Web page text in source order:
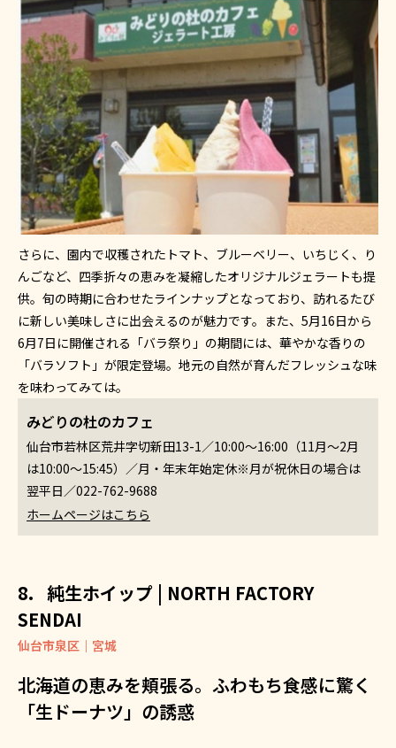
さらに、園内で収穫されたトマト、ブルーベリー、いちじく、り
んごなど、四季折々の恵みを凝縮したオリジナルジェラートも提
供。旬の時期に合わせたラインナップとなっており、訪れるたび
に新しい美味しさに出会えるのが魅力です。また、5月16日から
6月7日に開催される「バラ祭り」の期間には、華やかな香りの
「バラソフト」が限定登場。地元の自然が育んだフレッシュな味
を味わってみては。
みどりの杜のカフェ
仙台市若林区荒井字切新田13-1／10:00～16:00（11月～2月
は10:00～15:45）／月・年末年始定休※月が祝休日の場合は
翌平日／022-762-9688
ホームページはこちら
純生ホイップ | NORTH FACTORY
SENDAI
仙台市泉区｜宮城
北海道の恵みを頬張る。ふわもち食感に驚く
「生ドーナツ」の誘惑